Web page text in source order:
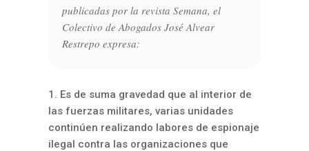
publicadas por la revista Semana, el
Colectivo de Abogados José Alvear
Restrepo expresa:
1. Es de suma gravedad que al interior de
las fuerzas militares, varias unidades
continúen realizando labores de espionaje
ilegal contra las organizaciones que